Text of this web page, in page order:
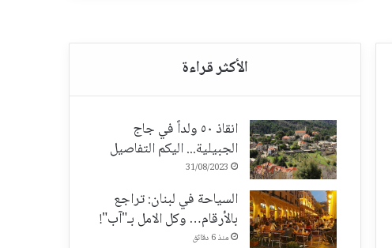
انقاذ ٥٠ ولداً في جاج
الجبيلية... اليكم التفاصيل
31/08/2023
السياحة في لبنان: تراجع
بالأرقام… وكل الامل بـ"آب"!
منذ 6 دقائق